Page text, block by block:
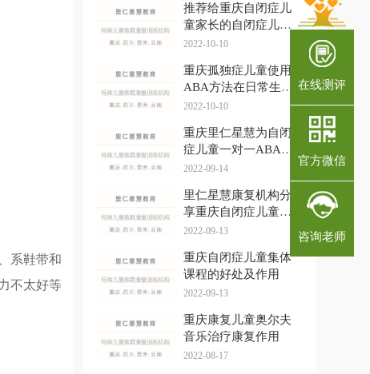
系鞋带和
不太好等
推荐给重庆自闭症儿
童家长的自闭症儿童
协调能力的训练方法
2022-10-10
重庆孤独症儿童使用
ABA方法在日常生活
中的应用行为分析
2022-10-10
重庆里仁星慧为自闭
症儿童一对一ABA训
练
2022-09-14
里仁星慧康复机构分
享重庆自闭症儿童上
集体课的小技巧
2022-09-13
重庆自闭症儿童集体
课程的好处及作用
2022-09-13
重庆康复儿童奥尔夫
音乐治疗康复作用
2022-08-17
在线测评
官方微信
咨询老师